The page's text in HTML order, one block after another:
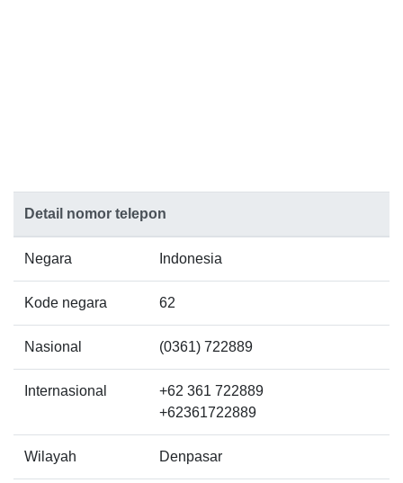
Detail nomor telepon
Negara Indonesia
Kode negara 62
Nasional (0361) 722889
Internasional
+62 361 722889
+62361722889
Wilayah Denpasar